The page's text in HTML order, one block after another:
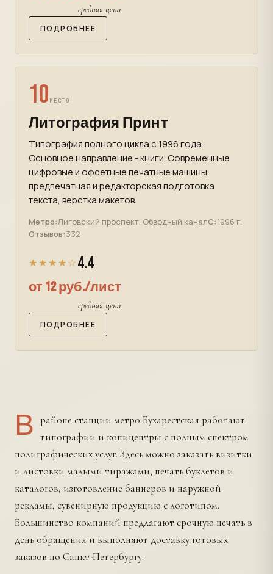
средняя цена
ПОДРОБНЕЕ
10 МЕСТО
Литография Принт
Типография полного цикла с 1996 года.
Основное направление - книги. Современные
цифровые и офсетные печатные машины,
предпечатная и редакторская подготовка
текста, верстка макетов.
Метро:Лиговский проспект, Обводный каналС:1996 г.
Отзывов:332
★★★★☆ 4.4
от 12 руб./лист
средняя цена
ПОДРОБНЕЕ
В районе станции метро Бухарестская работают
типографии и копицентры с полным спектром
полиграфических услуг. Здесь можно заказать визитки
и листовки малыми тиражами, печать буклетов и
каталогов, изготовление баннеров и наружной
рекламы, сувенирную продукцию с логотипом.
Большинство компаний предлагают срочную печать в
день обращения и выполняют доставку готовых
заказов по Санкт-Петербургу.